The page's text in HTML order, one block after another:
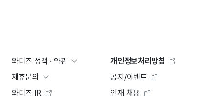
와디즈 정책 · 약관
개인정보처리방침
제휴문의
공지/이벤트
와디즈 IR
인재 채용